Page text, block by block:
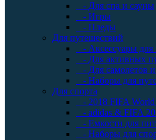
- Для спа и сауны
- Игры
- Пледы
Для путешествий
- Аксессуары для
- Для активных
- Для самолетов и
- Наборы для
Для спорта
- 2018 FIFA
- adidas & FIFA
- Емкости для
- Наборы для